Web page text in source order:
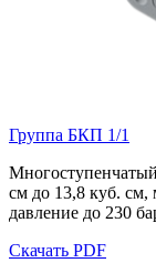
Группа БКП 1/1
см до 13,8 куб. см,
давление до 230
Скачать PDF